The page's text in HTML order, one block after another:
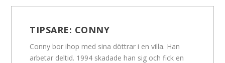
TIPSARE: CONNY
Conny bor ihop med sina döttrar i en villa. Han
arbetar deltid. 1994 skadade han sig och fick en